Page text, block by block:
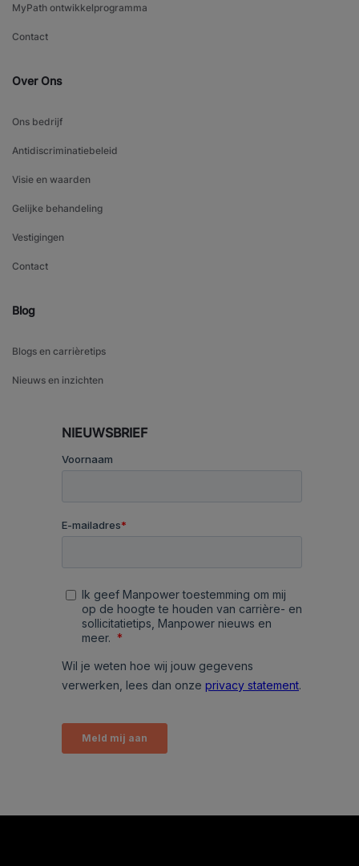
MyPath ontwikkelprogramma
Contact
Over Ons
Ons bedrijf
Antidiscriminatiebeleid
Visie en waarden
Gelijke behandeling
Vestigingen
Contact
Blog
Blogs en carrièretips
Nieuws en inzichten
NIEUWSBRIEF